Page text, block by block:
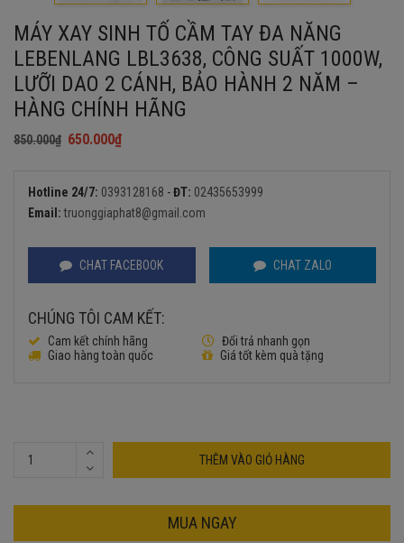
MÁY XAY SINH TỐ CẦM TAY ĐA NĂNG
LEBENLANG LBL3638, CÔNG SUẤT 1000W,
LƯỠI DAO 2 CÁNH, BẢO HÀNH 2 NĂM –
HÀNG CHÍNH HÃNG
850.000₫
850.000₫.
650.000₫
Hotline 24/7: 0393128168 -ĐT: 02435653999
Email: truonggiaphat8@gmail.com
CHAT FACEBOOK CHAT ZALO
CHÚNG TÔI CAM KẾT:
Cam kết chính hãng
Đổi trả nhanh gọn
Giao hàng toàn quốc
Giá tốt kèm quà tặng
THÊM VÀO GIỎ HÀNG
MUA NGAY